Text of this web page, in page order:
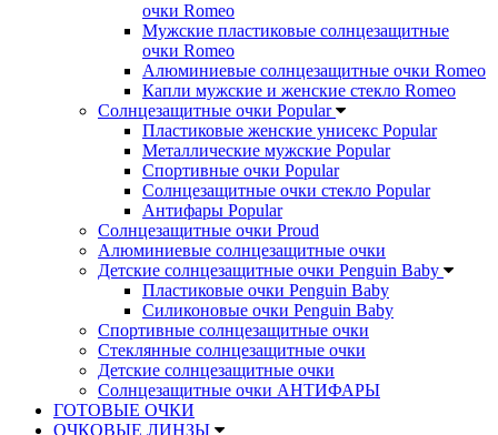
очки Romeo
Мужские пластиковые солнцезащитные
очки Romeo
Алюминиевые солнцезащитные очки Romeo
Капли мужские и женские стекло Romeo
Солнцезащитные очки Popular
Пластиковые женские унисекс Popular
Металлические мужские Popular
Спортивные очки Popular
Солнцезащитные очки стекло Popular
Aнтифары Popular
Солнцезащитные очки Proud
Алюминиевые солнцезащитные очки
Детские солнцезащитные очки Penguin Baby
Пластиковые очки Penguin Baby
Силиконовые очки Penguin Baby
Спортивные солнцезащитные очки
Стеклянные солнцезащитные очки
Детские солнцезащитные очки
Солнцезащитные очки АНТИФАРЫ
ГОТОВЫЕ ОЧКИ
ОЧКОВЫЕ ЛИНЗЫ